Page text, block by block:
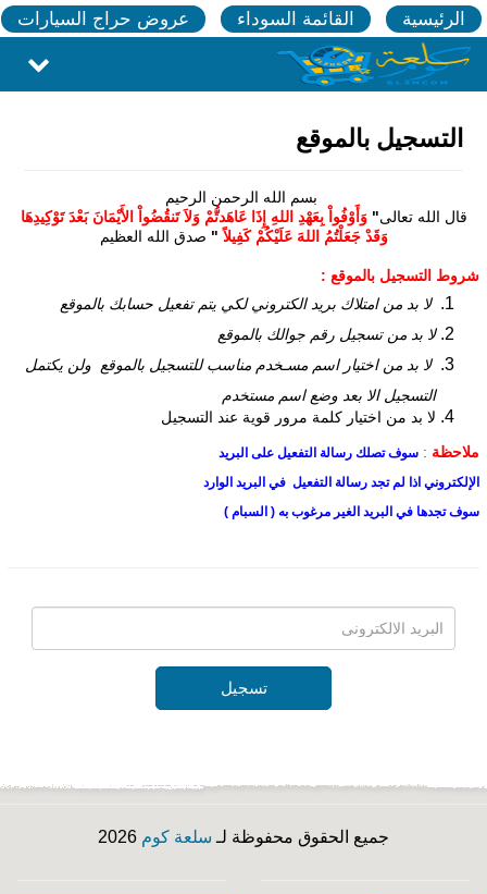
الرئيسية القائمة السوداء عروض حراج السيارات
التسجيل بالموقع
بسم الله الرحمن الرحيم
قال الله تعالى"وَأَوْفُواْ بِعَهْدِ اللهِ إِذَا عَاهَدتُّمْ وَلاَ تَنقُضُواْ الأَيْمَانَ بَعْدَ تَوْكِيدِهَا
وَقَدْ جَعَلْتُمُ اللهَ عَلَيْكُمْ كَفِيلاً" صدق الله العظيم
شروط التسجيل بالموقع :
لا بد من امتلاك بريد الكتروني لكي يتم تفعيل حسابك بالموقع
لا بد من تسجيل رقم جوالك بالموقع
لا بد من اختيار اسم مسـخدم مناسب للتسجيل بالموقع ولن يكتمل
التسجيل الا بعد وضع اسم مستخدم
لا بد من اختيار كلمة مرور قوية عند التسجيل
ملاحظة : سوف تصلك رسالة التفعيل على البريد
الإلكتروني اذا لم تجد رسالة التفعيل في البريد الوارد
سوف تجدها في البريد الغير مرغوب به ( السبام )
تسجيل
جميع الحقوق محفوظة لـ سلعة كوم